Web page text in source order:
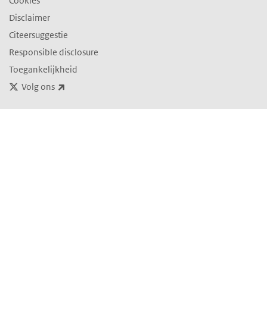
Disclaimer
Citeersuggestie
Responsible disclosure
Toegankelijkheid
Volg ons